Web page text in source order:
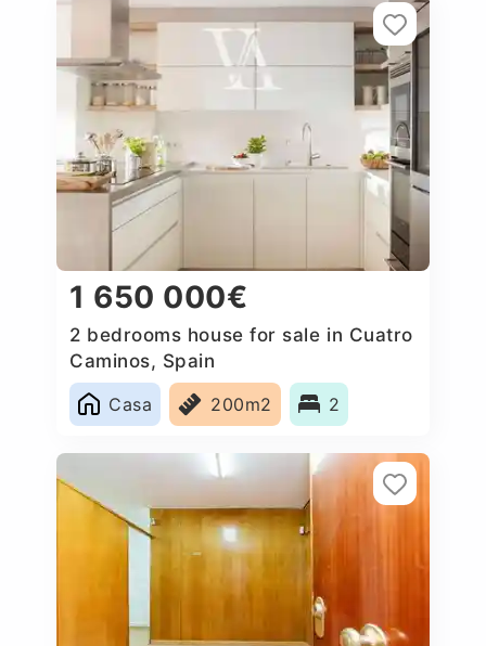
1 650 000€
2 bedrooms house for sale in Cuatro
Caminos, Spain
Casa
200m2 2